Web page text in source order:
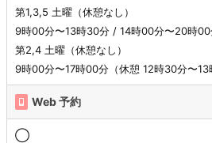
第1,3,5 土曜（休憩なし）
9時00分〜13時30分 / 14時00分〜20時
第2,4 土曜（休憩なし）
9時00分〜17時00分（休憩 12時30分〜13
Web 予約
◯